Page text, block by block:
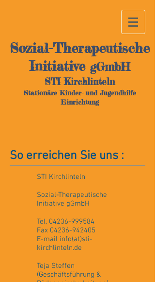
Sozial-Therapeutische
Initiative gGmbH
STI Kirchlinteln
Stationäre Kinder- und Jugendhilfe
Einrichtung
So erreichen Sie uns :
STI Kirchlinteln
Sozial-Therapeutische
Initiative gGmbH
Tel. 04236-999584
Fax 04236-942405
E-mail info(at)sti-
kirchlinteln.de
Teja Steffen
(Geschäftsführung &